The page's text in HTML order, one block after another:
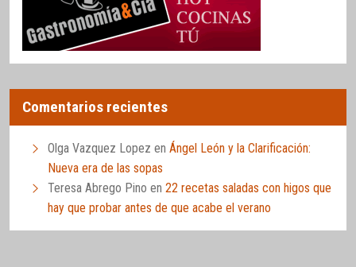
Comentarios recientes
Olga Vazquez Lopez en Ángel León y la Clarificación:
Nueva era de las sopas
Teresa Abrego Pino en 22 recetas saladas con higos que
hay que probar antes de que acabe el verano